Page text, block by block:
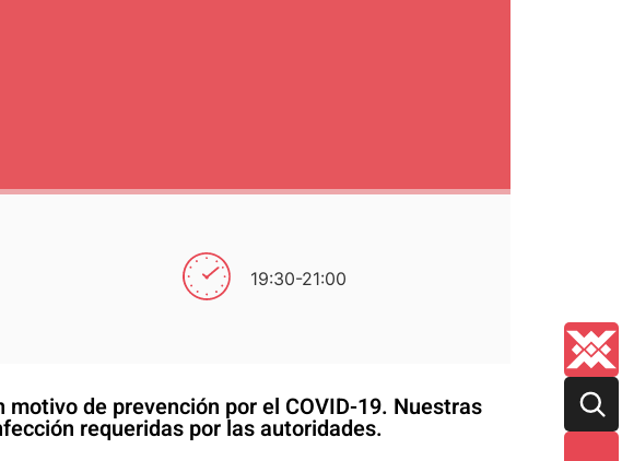
19:30-21:00
de prevención por el COVID-19. Nuestras
requeridas por las autoridades.